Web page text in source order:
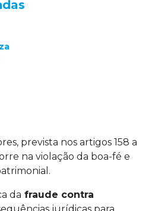
prevista nos artigos 158 a
na violação da boa-fé e
da fraude contra